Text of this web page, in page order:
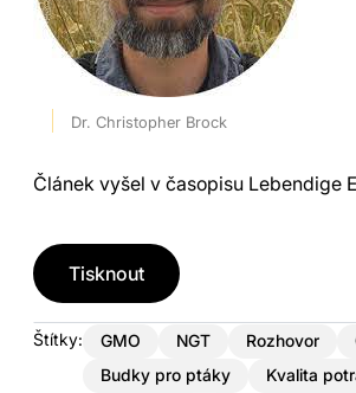
Dr. Christopher Brock
Článek vyšel v časopisu Lebendige
Tisknout
Štítky: GMO NGT Rozhovor
Budky pro ptáky
Kvalita